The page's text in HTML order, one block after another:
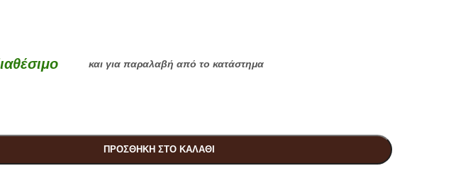
και για παραλαβή από το κατάστημα
ΠΡΟΣΘΉΚΗ ΣΤΟ ΚΑΛΆΘΙ